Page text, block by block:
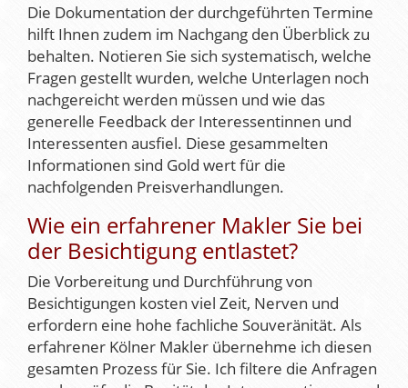
Die Dokumentation der durchgeführten Termine
hilft Ihnen zudem im Nachgang den Überblick zu
behalten. Notieren Sie sich systematisch, welche
Fragen gestellt wurden, welche Unterlagen noch
nachgereicht werden müssen und wie das
generelle Feedback der Interessentinnen und
Interessenten ausfiel. Diese gesammelten
Informationen sind Gold wert für die
nachfolgenden Preisverhandlungen.
Wie ein erfahrener Makler Sie bei
der Besichtigung entlastet?
Die Vorbereitung und Durchführung von
Besichtigungen kosten viel Zeit, Nerven und
erfordern eine hohe fachliche Souveränität. Als
erfahrener Kölner Makler übernehme ich diesen
gesamten Prozess für Sie. Ich filtere die Anfragen